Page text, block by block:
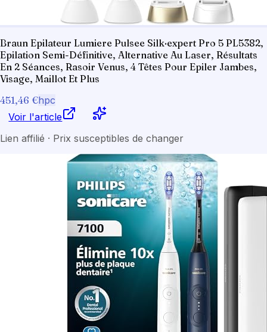
Braun Epilateur Lumiere Pulsee Silk·expert Pro 5 PL5382,
Epilation Semi-Définitive, Alternative Au Laser, Résultats
En 2 Séances, Rasoir Venus, 4 Têtes Pour Epiler Jambes,
Visage, Maillot Et Plus
451,46 €hpc
Voir l'article
Lien affilié · Prix susceptibles de changer